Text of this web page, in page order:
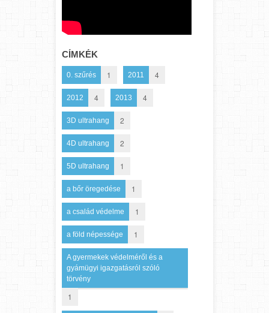
CÍMKÉK
0. szűrés 1 2011 4
2012 4 2013 4
3D ultrahang 2
4D ultrahang 2
5D ultrahang 1
a bőr öregedése 1
a család védelme 1
a föld népessége 1
A gyermekek védelméről és a
gyámügyi igazgatásról szóló
törvény
1